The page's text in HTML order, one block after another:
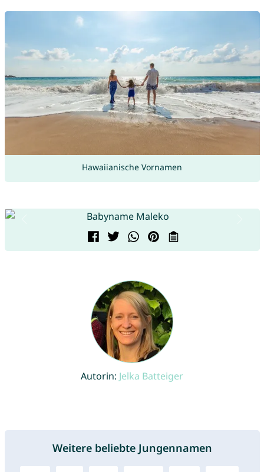
Hawaiianische Vornamen
Autorin: Jelka Batteiger
Weitere beliebte Jungennamen